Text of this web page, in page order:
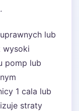
lub
wysoki
pomp lub
1 cala lub
straty